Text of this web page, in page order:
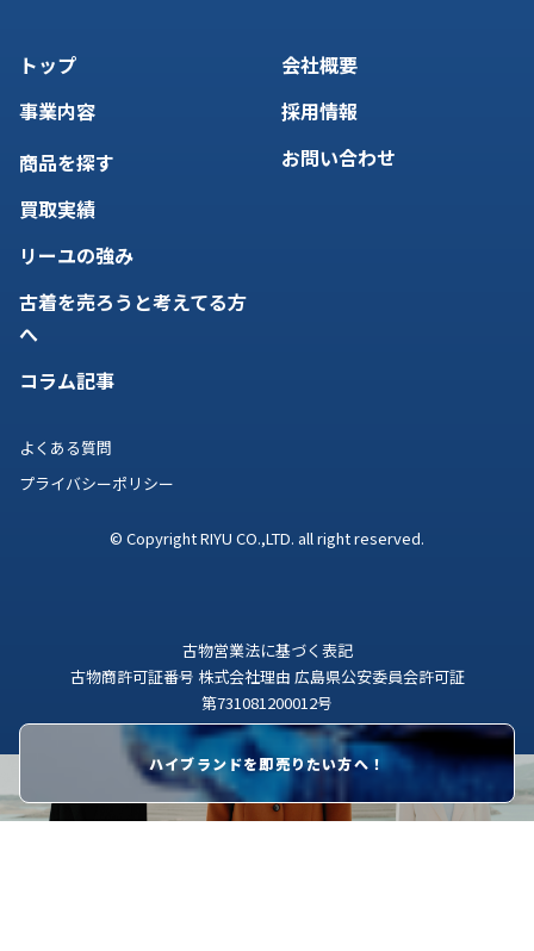
ハイブランドを即売りたい方へ！
トップ
事業内容
商品を探す
買取実績
リーユの強み
古着を売ろうと考えてる方
へ
コラム記事
会社概要
採用情報
お問い合わせ
よくある質問
プライバシーポリシー
© Copyright RIYU CO.,LTD. all right reserved.
古物営業法に基づく表記
古物商許可証番号 株式会社理由 広島県公安委員会許可証
第731081200012号